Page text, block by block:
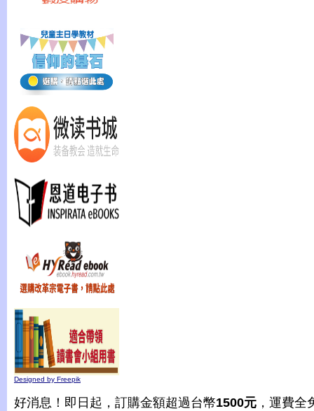
Designed by Freepik
好消息！即日起，訂購金額超過台幣1500元 ，運費全